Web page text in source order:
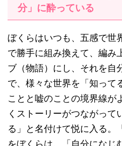
分」に酔っている
ぼくらはいつも、五感で世
で勝手に組み換えて、編み
ブ（物語）にし、それを自
で、様々な世界を「知って
ことと嘘のことの境界線が
くストーリーがつながって
る」と名付けて悦に入る。
をぼくらは、「自分になじ